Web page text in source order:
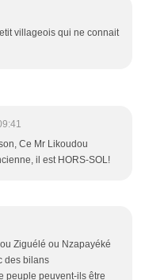
villageois qui ne connait
Ce Mr Likoudou
il est HORS-SOL!
Ziguélé ou Nzapayéké
des bilans
peuple peuvent-ils être